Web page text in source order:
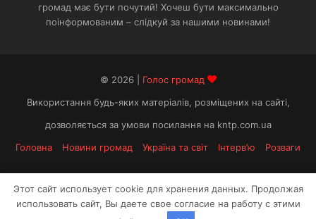
громад має бути почутий! Хочеш бути максимально
поінформованим – слідкуй за нашими новинами!
© 2026 | Голос громад
Використання будь-яких матеріалів, розміщених на сайті,
дозволяється за умови посилання на kntp.com.ua
Головна
Новини громад Україна та світ Інтерв’ю Розваги
Этот сайт использует cookie для хранения данных. Продолжая
использовать сайт, Вы даете свое согласие на работу с этими